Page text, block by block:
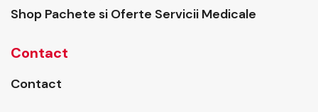
Shop Pachete si Oferte Servicii Medicale
Contact
Contact